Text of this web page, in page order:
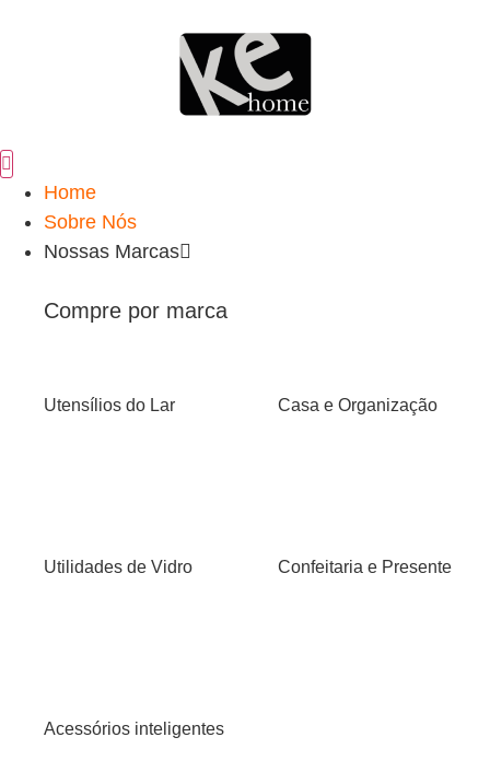
Home
Sobre Nós
Nossas Marcas
Compre por marca
Utensílios do Lar Casa e Organização
Utilidades de Vidro Confeitaria e Presente
Acessórios inteligentes